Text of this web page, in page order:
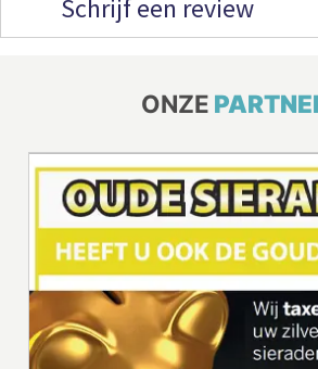
Schrijf een review
ONZE